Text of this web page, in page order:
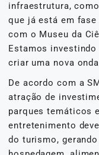
infraestrutura,
que já está em
com o Museu da
Estamos
criar uma nova
De acordo com a
atração de
parques temáticos
entretenimento
do turismo,